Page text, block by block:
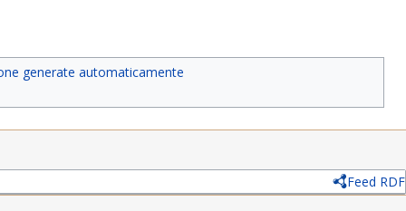
generate automaticamente
Feed RDF